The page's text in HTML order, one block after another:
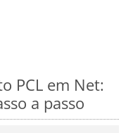
PCL em Net:
a passo